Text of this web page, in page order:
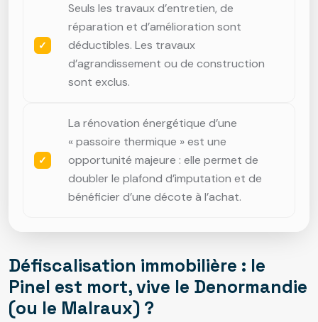
Seuls les travaux d’entretien, de
réparation et d’amélioration sont
déductibles. Les travaux
d’agrandissement ou de construction
sont exclus.
La rénovation énergétique d’une
« passoire thermique » est une
opportunité majeure : elle permet de
doubler le plafond d’imputation et de
bénéficier d’une décote à l’achat.
Défiscalisation immobilière : le
Pinel est mort, vive le Denormandie
(ou le Malraux) ?